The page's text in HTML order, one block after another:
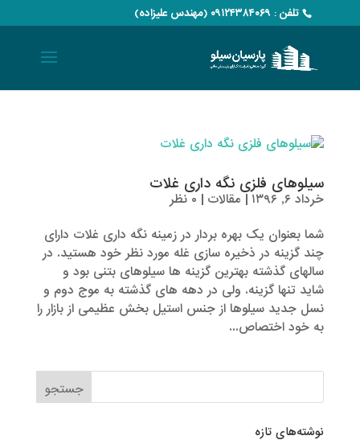
تلفن : ۰۹۱۲۴۳۸۴۰۶۹ (مهندس علیزاده)
سیلوهای فلزی نگه داری غلات
خرداد ۶, ۱۳۹۶ | مقالات | ۰ نظر
شما بعنوان یک بهره بردار در زمینه نگه داری غلات دارای
چند گزینه در ذخیره سازی غله مورد نظر خود هستید. در
سالهای گذشته بهترین گزینه ها سیلوهای بتنی بود و
شاید تنها گزینه. ولی در دهه های گذشته به موج دوم و
نسل جدید سیلوها از جنس استیل بخش عظیمی از بازار را
به خود اختصاص...
نوشته‌های تازه